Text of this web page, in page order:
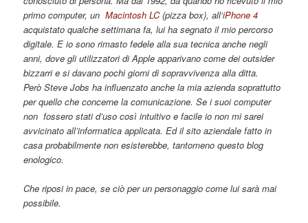
primo computer, unMacintosh LC(pizza box), all‘iPhone 4
acquistato qualche settimana fa, lui ha segnato il mio percorso
digitale. E io sono rimasto fedele alla sua tecnica anche negli
anni, dove gli utilizzatori di Apple apparivano come dei outsider
bizzarri e si davano pochi giorni di sopravvivenza alla ditta.
Però Steve Jobs ha influenzato anche la mia azienda soprattutto
per quello che concerne la comunicazione. Se i suoi computer
non fossero stati d’uso così intuitivo e facile io non mi sarei
avvicinato all’informatica applicata. Ed il sito aziendale fatto in
casa probabilmente non esisterebbe, tantomeno questo blog
enologico.
Che riposi in pace, se ciò per un personaggio come lui sarà mai
possibile.